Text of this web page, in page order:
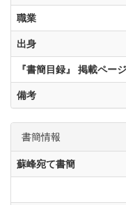
職業
出身
『書簡目録』 掲載ページ
備考
書簡情報
蘇峰宛て書簡